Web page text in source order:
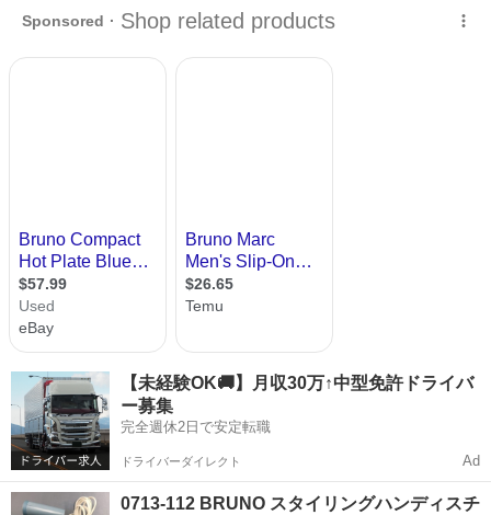
【未経験OK🚚】月収30万↑中型免許ドライバ
ー募集
完全週休2日で安定転職
ドライバーダイレクト Ad
0713-112 BRUNO スタイリングハンディスチ